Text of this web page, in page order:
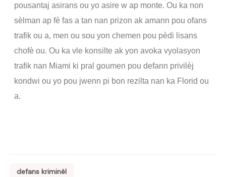
pousantaj asirans ou yo asire w ap monte. Ou ka non
sèlman ap fè fas a tan nan prizon ak amann pou ofans
trafik ou a, men ou sou yon chemen pou pèdi lisans
chofè ou. Ou ka vle konsilte ak yon avoka vyolasyon
trafik nan Miami ki pral goumen pou defann privilèj
kondwi ou yo pou jwenn pi bon rezilta nan ka Florid ou
a.
defans kriminèl